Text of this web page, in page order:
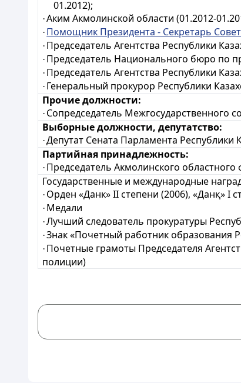
01.2012);
·Аким Акмолинской области (01.2012-
· Помощник Президента - Секретарь
· Председатель Агентства Республики
· Председатель Национального бюро по
· Председатель Агентства Республики
· Генеральный прокурор Республики
Прочие должности:
· Сопредседатель Межгосударственного
Выборные должности, депутатство:
·Депутат Сената Парламента Республики
Партийная принадлежность:
· Председатель Акмолинского
Государственные и международные
· Орден «Данк» II степени (2006), «Данқ» I
· Медали
·Лучший следователь прокуратуры
·Знак «Почетный работник образования
· Почетные грамоты Председателя
полиции)